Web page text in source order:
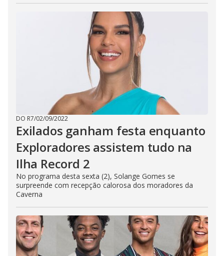
DO R7/02/09/2022
Exilados ganham festa enquanto
Exploradores assistem tudo na
Ilha Record 2
No programa desta sexta (2), Solange Gomes se
surpreende com recepção calorosa dos moradores da
Caverna